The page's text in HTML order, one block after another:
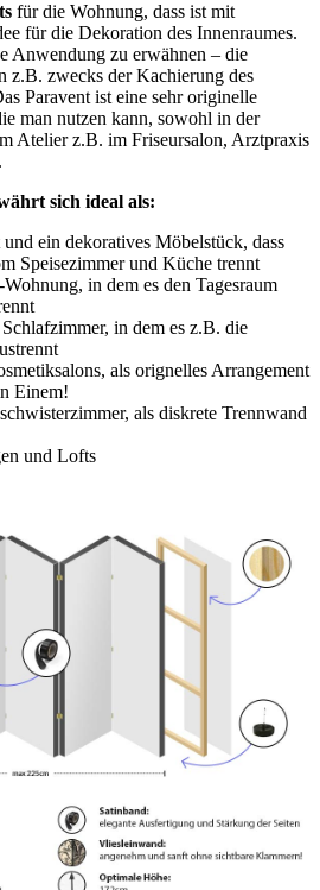
für die Wohnung, dass ist mit
für die Dekoration des Innenraumes.
Anwendung zu erwähnen – die
z.B. zwecks der Kachierung des
Paravent ist eine sehr originelle
man nutzen kann, sowohl in der
Atelier z.B. im Friseursalon, Arztpraxis
sich ideal als:
ein dekoratives Möbelstück, dass
Speisezimmer und Küche trennt
in dem es den Tagesraum
in dem es z.B. die
als orignelles Arrangement
Einem!
als diskrete Trennwand
und Lofts